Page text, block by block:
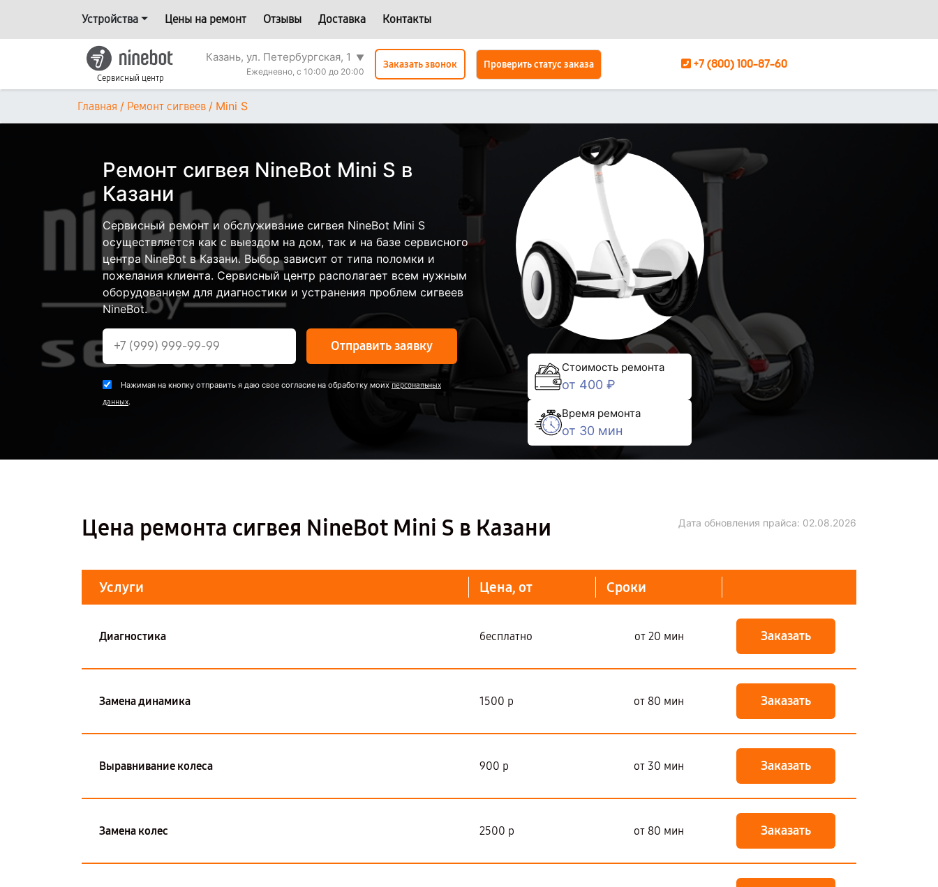
Устройства Цены на ремонт Отзывы Доставка Контакты
Сервисный центр
Казань, ул. Петербургская, 1
▼
Ежедневно, с 10:00 до 20:00
Заказать звонок Проверить статус заказа +7 (800) 100-87-60
Главная / Ремонт сигвеев / Mini S
Ремонт сигвея NineBot Mini S в
Казани
Сервисный ремонт и обслуживание сигвея NineBot Mini S
осуществляется как с выездом на дом, так и на базе сервисного
центра NineBot в Казани. Выбор зависит от типа поломки и
пожелания клиента. Сервисный центр располагает всем нужным
оборудованием для диагностики и устранения проблем сигвеев
NineBot.
Отправить заявку
Нажимая на кнопку отправить я даю свое согласие на обработку моихперсональных
данных.
Стоимость ремонта
от 400 ₽
Время ремонта
от 30 мин
Цена ремонта сигвея NineBot Mini S в Казани Дата обновления прайса: 02.08.2026
Услуги Цена, от Сроки
Диагностика бесплатно от 20 мин Заказать
Замена динамика 1500 р от 80 мин Заказать
Выравнивание колеса 900 р от 30 мин Заказать
Замена колес 2500 р от 80 мин Заказать